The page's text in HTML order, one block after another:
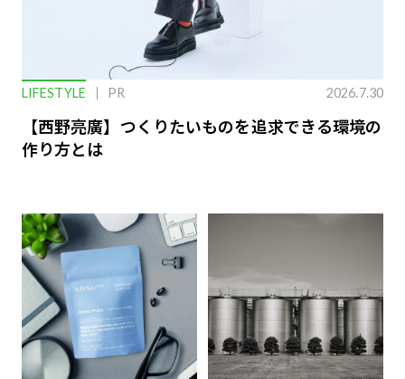
LIFESTYLE PR 2026.7.30
【西野亮廣】つくりたいものを追求できる環境の
作り方とは